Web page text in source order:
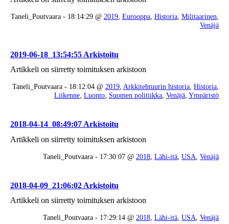
Taneli_Poutvaara - 18:14:29 @ 2019 Eurooppa Historia Militaarinen
Venäjä
2019-06-18_13:54:55 Arkistoitu
Artikkeli on siirretty toimituksen arkistoon
Taneli_Poutvaara - 18:12:04 @ 2019 Arkkitehtuurin historia Historia
Liikenne Luonto Suomen politiikka Venäjä Ympäristö
2018-04-14_08:49:07 Arkistoitu
Artikkeli on siirretty toimituksen arkistoon
Taneli_Poutvaara - 17:30:07 @ 2018 Lähi-itä USA Venäjä
2018-04-09_21:06:02 Arkistoitu
Artikkeli on siirretty toimituksen arkistoon
Taneli_Poutvaara - 17:29:14 @ 2018, Lähi-itä, USA, Venäjä